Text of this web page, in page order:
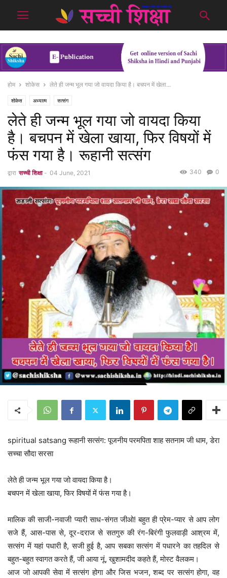
होम शोकेस लेते ही जन्म भूल गया जो वायदा किया है। बचपन में खेला...
शोकेस अध्यात्म सत्संग
लेते ही जन्म भूल गया जो वायदा किया
है। बचपन में खेला खाया, फिर विषयों में
फंस गया है। रूहानी सत्संग
द्वारा सच्ची शिक्षा - 04 June, 2021 0
340
spiritual satsang रूहानी सत्संग: पूजनीय परमपिता शाह सतनाम जी धाम, डेरा
सच्चा सौदा सरसा
लेते ही जन्म भूल गया जो वायदा किया है।
बचपन में खेला खाया, फिर विषयों में फंस गया है।
मालिक की साजी-नवाजी प्यारी साध-संगत जीओ! बहुत ही प्रेम-प्यार से आप लोग
सजे हैं, आस-पास से, दूर-दराज से सतगुरु की रंग-बिरंगी फुलवाड़ी आश्रम में,
सत्संग में यहां पधारी है, सजी हुई है, आप सबका सत्संग में पधारने का तहदिल से
बहुत-बहुत स्वागत करते हैं, जी आया नूं, खुशामदीद कहते हैं, मोस्ट वैलकम।
आज जो आपकी सेवा में सत्संग होगा और जिस भजन, शब्द पर सत्संग होगा, वह